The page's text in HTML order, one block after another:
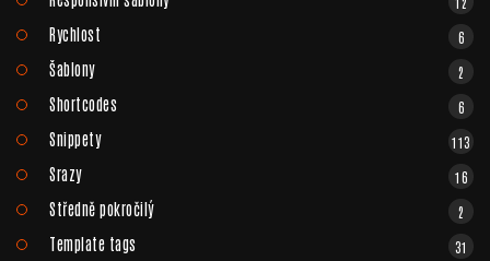
Rychlost 6
Šablony 2
Shortcodes 6
Snippety 113
Srazy 16
Středně pokročilý 2
Template tags 31